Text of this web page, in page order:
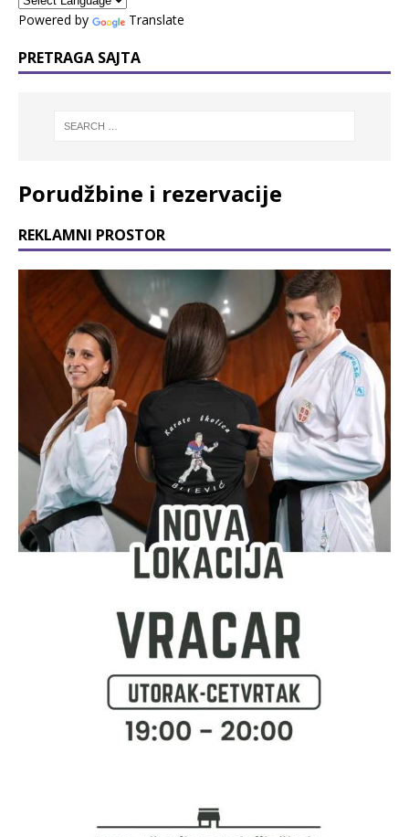
Powered by Translate
PRETRAGA SAJTA
Porudžbine i rezervacije
REKLAMNI PROSTOR